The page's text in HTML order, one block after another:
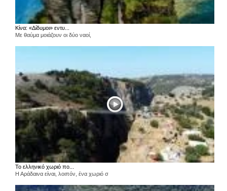
Κίνα: «Δίδυμοι» εντυ...
Με θαύμα μοιάζουν οι δύο ναοί,
Το ελληνικό χωριό πο...
Η Αράδαινα είναι, λοιπόν, ένα χωριό σ